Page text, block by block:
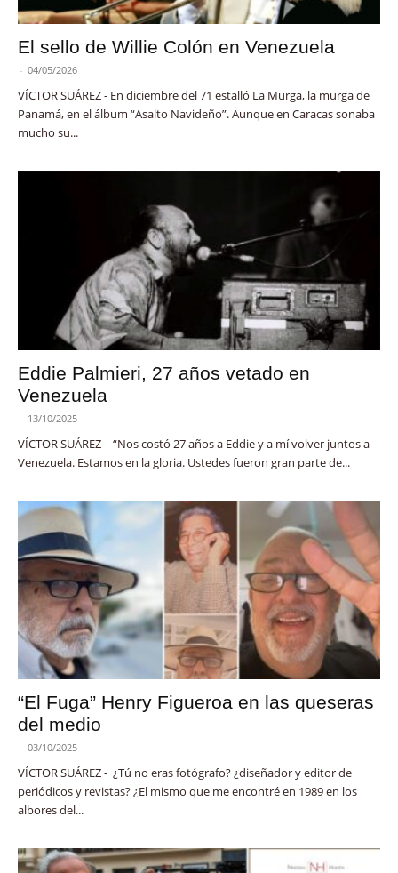
El sello de Willie Colón en Venezuela
- 04/05/2026
VÍCTOR SUÁREZ - En diciembre del 71 estalló La Murga, la murga de
Panamá, en el álbum “Asalto Navideño”. Aunque en Caracas sonaba
mucho su...
Eddie Palmieri, 27 años vetado en
Venezuela
- 13/10/2025
VÍCTOR SUÁREZ - “Nos costó 27 años a Eddie y a mí volver juntos a
Venezuela. Estamos en la gloria. Ustedes fueron gran parte de...
“El Fuga” Henry Figueroa en las queseras
del medio
- 03/10/2025
VÍCTOR SUÁREZ - ¿Tú no eras fotógrafo? ¿diseñador y editor de
periódicos y revistas? ¿El mismo que me encontré en 1989 en los
albores del...